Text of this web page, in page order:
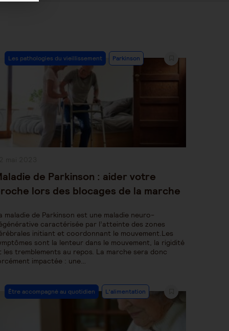
Post
Category:
Les pathologies du vieillissement Parkinson
de Parkinson : aider votre
lors des blocages de la marche
maladie de Parkinson est une maladie neuro-
caractérisée par l’atteinte des zones
initiant et coordonnant le mouvement.Les
sont la lenteur dans le mouvement, la rigidité
les tremblements au repos. La marche sera donc
impactée : une…
Post
Category:
Être accompagné au quotidien L'alimentation